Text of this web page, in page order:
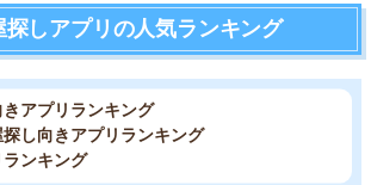
探しアプリの人気ランキング
きアプリランキング
探し向きアプリランキング
ランキング